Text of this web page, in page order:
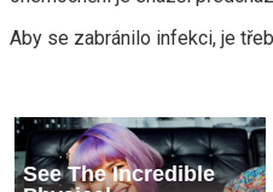
Aby se zabránilo infekci, je